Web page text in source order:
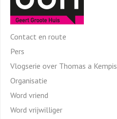
Contact en route
Pers
Vlogserie over Thomas a Kempis
Organisatie
Word vriend
Word vrijwilliger